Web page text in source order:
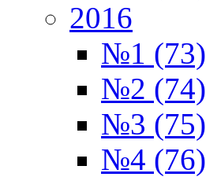
2016
№1 (73)
№2 (74)
№3 (75)
№4 (76)